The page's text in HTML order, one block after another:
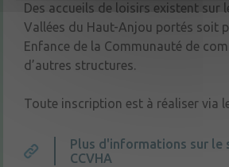
Des accueils de loisirs existent sur
Vallées du Haut-Anjou portés soit
Enfance de la Communauté de
d’autres structures.
Toute inscription est à réaliser via
Plus d'informations sur le
CCVHA